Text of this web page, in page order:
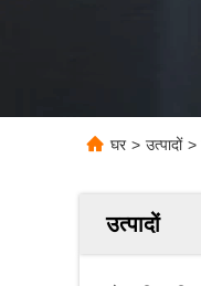
घर > उत्पादों >
उत्पादों